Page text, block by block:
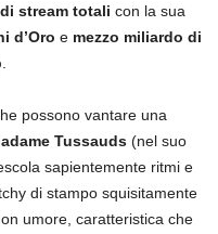
stream totali con la sua
d’Oro e mezzo miliardo di
possono vantare una
Tussauds (nel suo
sapientemente ritmi e
di stampo squisitamente
umore, caratteristica che